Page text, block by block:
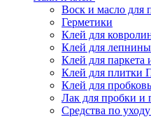
Воск и масло для
Герметики
Клей для
Клей для лепнины
Клей для паркета
Клей для плитки
Клей для
Лак для пробки и
Средства по